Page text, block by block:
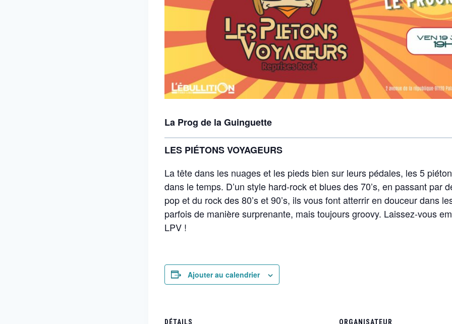
La Prog de la Guinguette
LES PIÉTONS VOYAGEURS
La tête dans les nuages et les pieds bien sur leurs pédales, les 5
dans le temps. D’un style hard-rock et blues des 70’s, en passant par
pop et du rock des 80’s et 90’s, ils vous font atterrir en douceur dans
parfois de manière surprenante, mais toujours groovy. Laissez-vous
LPV !
Ajouter au calendrier
DÉTAILS ORGANISATEUR